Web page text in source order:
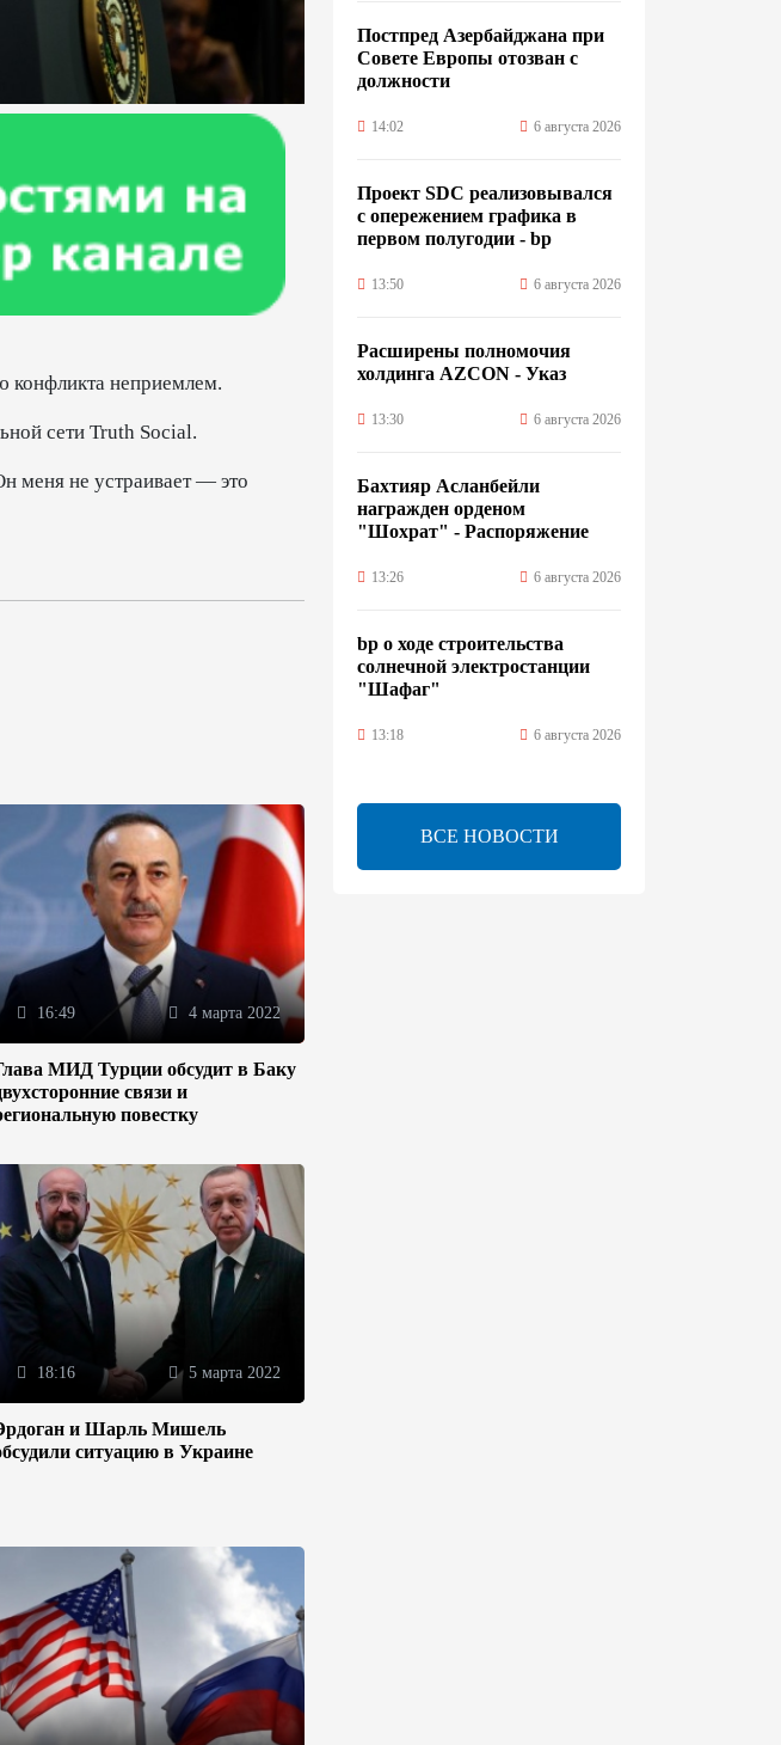
конфликта неприемлем.
сети Truth Social.
меня не устраивает — это
16:49 4 марта 2022
МИД Турции обсудит в Баку
связи и
повестку
18:16 5 марта 2022
и Шарль Мишель
ситуацию в Украине
Постпред Азербайджана при
Совете Европы отозван с
должности
14:02 6 августа 2026
Проект SDC реализовывался
с опережением графика в
первом полугодии - bp
13:50 6 августа 2026
Расширены полномочия
холдинга AZCON - Указ
13:30 6 августа 2026
Бахтияр Асланбейли
награжден орденом
"Шохрат" - Распоряжение
13:26 6 августа 2026
bp о ходе строительства
солнечной электростанции
"Шафаг"
13:18 6 августа 2026
Усиливается контроль в связи
Азербайджан
непродовольственными
ВСЕ НОВОСТИ